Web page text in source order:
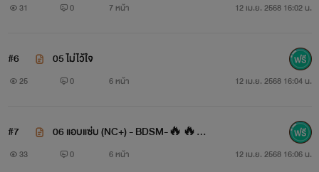
31 0 7 หน้า 12 เม.ย. 2568 16:02 น.
#6 05 ไม่ไว้ใจ
25 0 6 หน้า 12 เม.ย. 2568 16:04 น.
#7
06 แอบแซ่บ (NC+) - BDSM-🔥🔥
🔥
33 0 6 หน้า 12 เม.ย. 2568 16:06 น.